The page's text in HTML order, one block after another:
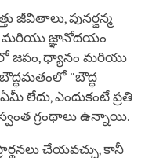
జీవితాలు, పునర్జన్మ
మరియు జ్ఞానోదయం
జపం, ధ్యానం మరియు
"బౌద్ధ
లేదు, ఎందుకంటే ప్రతి
గ్రంథాలు ఉన్నాయి.
చేయవచ్చు, కానీ